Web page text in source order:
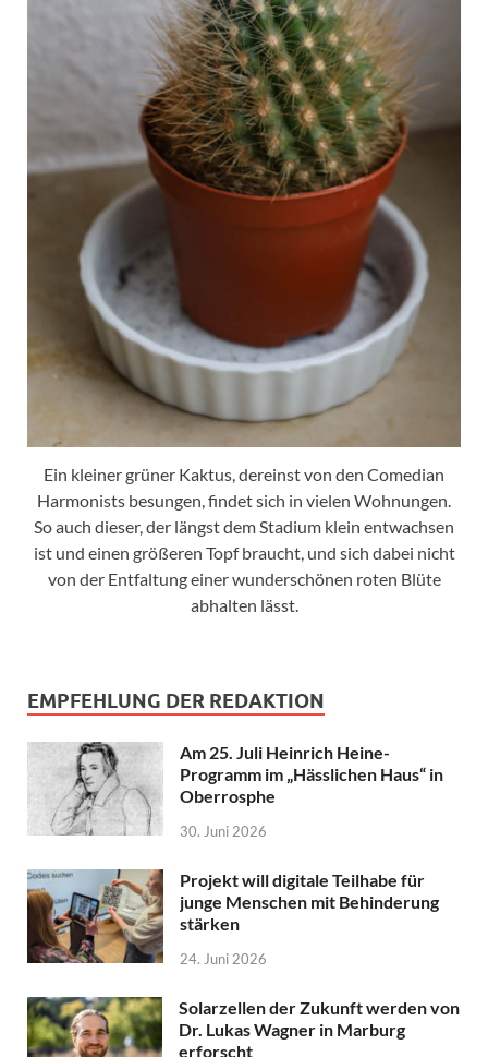
Ein kleiner grüner Kaktus, dereinst von den Comedian
Harmonists besungen, findet sich in vielen Wohnungen.
So auch dieser, der längst dem Stadium klein entwachsen
ist und einen größeren Topf braucht, und sich dabei nicht
von der Entfaltung einer wunderschönen roten Blüte
abhalten lässt.
EMPFEHLUNG DER REDAKTION
Am 25. Juli Heinrich Heine-
Programm im „Hässlichen Haus“ in
Oberrosphe
30. Juni 2026
Projekt will digitale Teilhabe für
junge Menschen mit Behinderung
stärken
24. Juni 2026
Solarzellen der Zukunft werden von
Dr. Lukas Wagner in Marburg
erforscht